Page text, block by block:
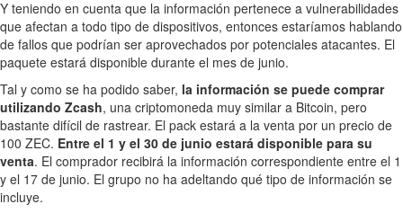
Y teniendo en cuenta que la información pertenece a vulnerabilidades
que afectan a todo tipo de dispositivos, entonces estaríamos hablando
de fallos que podrían ser aprovechados por potenciales atacantes. El
paquete estará disponible durante el mes de junio.
Tal y como se ha podido saber, la información se puede comprar
utilizando Zcash, una criptomoneda muy similar a Bitcoin, pero
bastante difícil de rastrear. El pack estará a la venta por un precio de
100 ZEC. Entre el 1 y el 30 de junio estará disponible para su
venta. El comprador recibirá la información correspondiente entre el 1
y el 17 de junio. El grupo no ha adeltando qué tipo de información se
incluye.